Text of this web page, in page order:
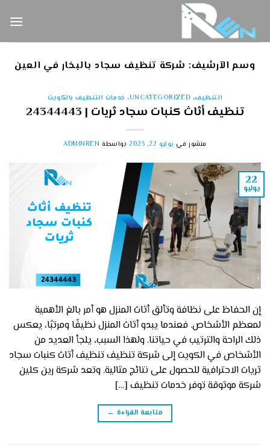
للمحتوى
وسم الآرشيف: شركة تنظيف سجاد بالبخار في العين
التنظيف، UNCATEGORIZED، خدمات التنظيف بالكويت
تنظيف أثاث كنبات سجاد ثريات | 24344443
منشور في يوليو 22, 2023 بواسطة ADMINREN
22
يوليو
إن الحفاظ على نظافة وتألق أثاث المنزل هو أمر بالغ الأهمية
لمعظم الأشخاص. فعندما يبدو أثاث المنزل نظيفًا ومرتبًا، يعكس
ذلك الراحة والترتيب في حياتنا. ولهذا السبب، يلجأ العديد من
الأشخاص في الكويت إلى شركة تنظيف تنظيف أثاث كنبات سجاد
ثريات الاحترافية للحصول على نتائج مثالية. وتعد شركة رين كلين
شركة موثوقة توفر خدمات تنظيف […]
متابعة القراءة ←